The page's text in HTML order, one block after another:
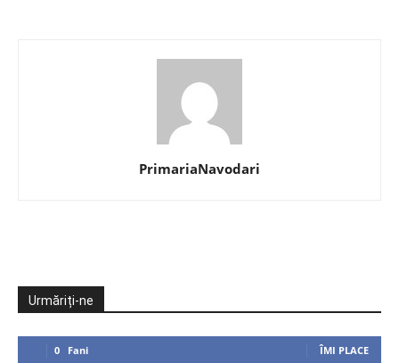
PrimariaNavodari
Urmăriți-ne
0 Fani ÎMI PLACE